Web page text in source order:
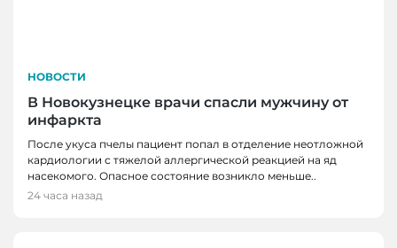
НОВОСТИ
В Новокузнецке врачи спасли мужчину от
инфаркта
После укуса пчелы пациент попал в отделение неотложной
кардиологии с тяжелой аллергической реакцией на яд
насекомого. Опасное состояние возникло меньше..
24 часа назад